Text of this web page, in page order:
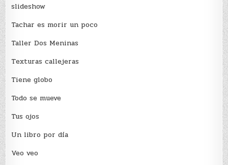
slideshow
Tachar es morir un poco
Taller Dos Meninas
Texturas callejeras
Tiene globo
Todo se mueve
Tus ojos
Un libro por día
Veo veo